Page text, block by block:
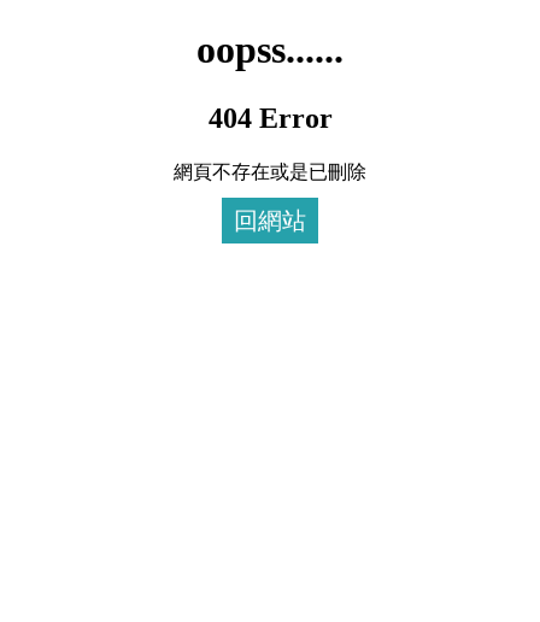
oopss......
404 Error
網頁不存在或是已刪除
回網站